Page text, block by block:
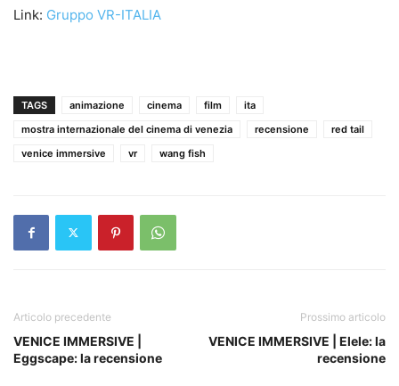
Link: Gruppo VR-ITALIA
TAGS animazione cinema film
ita
mostra internazionale del cinema di venezia
recensione
red tail
venice immersive
vr wang fish
Articolo precedente
VENICE IMMERSIVE |
Eggscape: la recensione
Prossimo articolo
VENICE IMMERSIVE | Elele: la
recensione